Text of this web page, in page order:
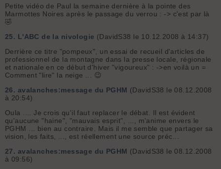
Petite vidéo de Paul la semaine dernière à la pointe des
Marmottes Noires après le passage du verrou : -> c'est par là
🤣
25. L'ABC de la nivologie (DavidS38 le 10.12.2008 à 14:37)
Derrière ce titre "pompeux", un essai de recueil d'articles de
professionnel de la montagne dans la presse locale, régionale
et nationale en ce début d'hiver "vigoureux" : ->en voilà un =
Comment "lire" la neige ... 😉
26. avalanches:message du PGHM (DavidS38 le 08.12.2008
à 20:54)
Oula .... Je crois qu'il faut replacer le débat. Il est évident
qu'aucune "haine", "mauvais esprit", ..., m'anime envers le
PGHM ... bien au contraire. Mais il me semble que partager sa
vision, les faits, ..., est réellement une source préc...
27. avalanches:message du PGHM (DavidS38 le 08.12.2008
à 09:56)